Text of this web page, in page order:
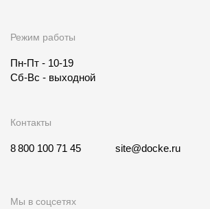
Режим работы
Пн-Пт - 10-19
Сб-Вс - выходной
Контакты
8 800 100 71 45 site@docke.ru
Мы в соцсетях